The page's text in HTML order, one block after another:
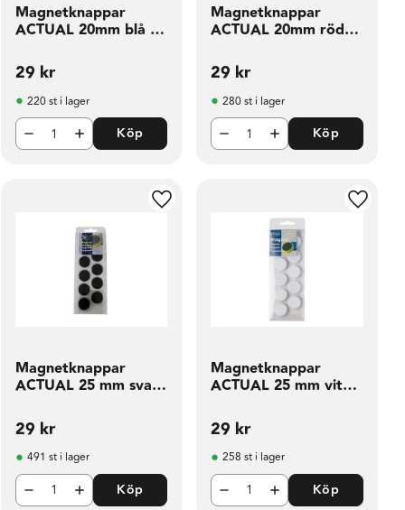
Magnetknappar
ACTUAL 20mm blå 6
29 kr
220 st i lager
Köp
Magnetknappar
ACTUAL 20mm röd 6
29 kr
280 st i lager
Köp
i favoriter
Magnetknappar
ACTUAL 25 mm svart
29 kr
Lägg till i favoriter
491 st i lager
Köp
Magnetknappar
ACTUAL 25 mm vit
29 kr
Lägg
258 st i lager
Köp